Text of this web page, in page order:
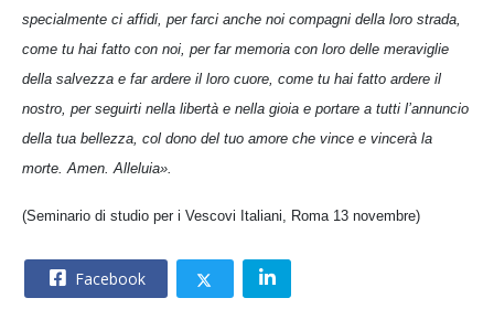
specialmente ci affidi, per farci anche noi compagni della loro strada,
come tu hai fatto con noi, per far memoria con loro delle meraviglie
della salvezza e far ardere il loro cuore, come tu hai fatto ardere il
nostro, per seguirti nella libertà e nella gioia e portare a tutti l’annuncio
della tua bellezza, col dono del tuo amore che vince e vincerà la
morte. Amen. Alleluia».
(Seminario di studio per i Vescovi Italiani, Roma 13 novembre)
Facebook